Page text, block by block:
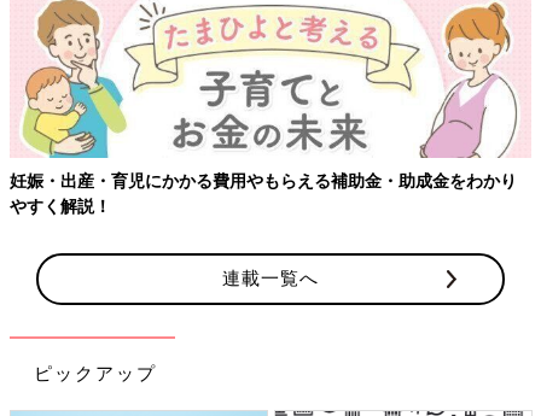
妊娠・出産・育児にかかる費用やもらえる補助金・助成金をわかり
やすく解説！
連載一覧へ
ピックアップ